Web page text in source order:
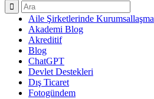
Aile Şirketlerinde Kurumsallaşma
Akademi Blog
Akreditif
Blog
ChatGPT
Devlet Destekleri
Dış Ticaret
Fotogündem